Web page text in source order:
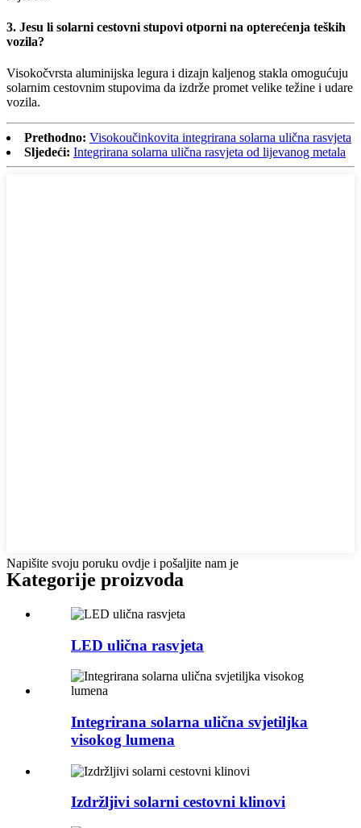
3. Jesu li solarni cestovni stupovi otporni na opterećenja teških
vozila?
Visokočvrsta aluminijska legura i dizajn kaljenog stakla omogućuju
solarnim cestovnim stupovima da izdrže promet velike težine i udare
vozila.
Prethodno: Visokoučinkovita integrirana solarna ulična rasvjeta
Sljedeći: Integrirana solarna ulična rasvjeta od lijevanog metala
Napišite svoju poruku ovdje i pošaljite nam je
Kategorije proizvoda
LED ulična rasvjeta
Integrirana solarna ulična svjetiljka
visokog lumena
Izdržljivi solarni cestovni klinovi